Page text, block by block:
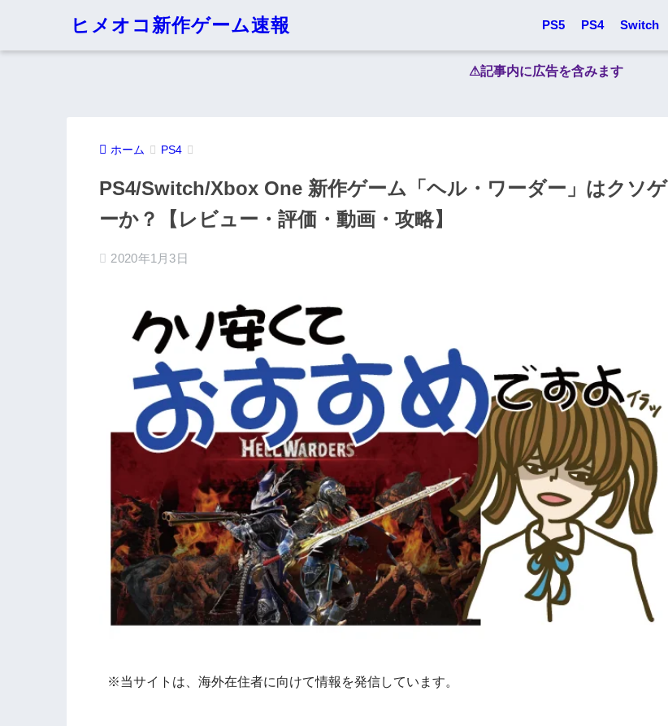
ヒメオコ新作ゲーム速報 PS5 PS4 Switch
⚠︎記事内に広告を含みます
ホーム PS4
PS4/Switch/Xbox One 新作ゲーム「ヘル・ワーダー」はクソゲ
ーか？【レビュー・評価・動画・攻略】
2020年1月3日
※当サイトは、海外在住者に向けて情報を発信しています。